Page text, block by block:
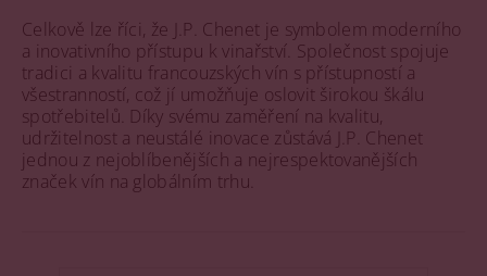
Celkově lze říci, že J.P. Chenet je symbolem moderního
a inovativního přístupu k vinařství. Společnost spojuje
tradici a kvalitu francouzských vín s přístupností a
všestranností, což jí umožňuje oslovit širokou škálu
spotřebitelů. Díky svému zaměření na kvalitu,
udržitelnost a neustálé inovace zůstává J.P. Chenet
jednou z nejoblíbenějších a nejrespektovanějších
značek vín na globálním trhu.